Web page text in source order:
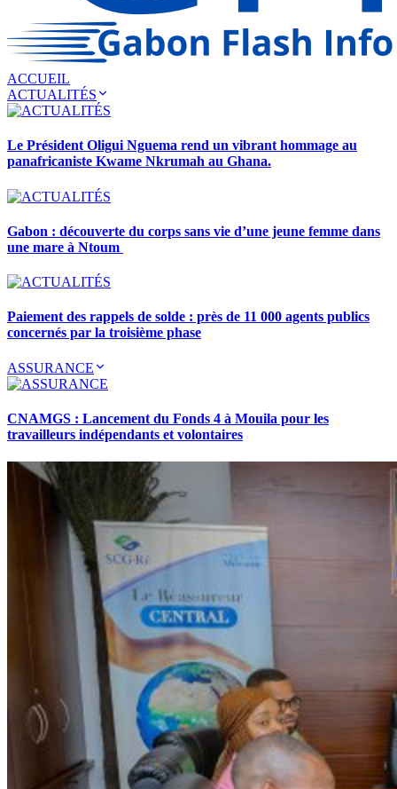
ACCUEIL
ACTUALITÉS
Le Président Oligui Nguema rend un vibrant hommage au
panafricaniste Kwame Nkrumah au Ghana.
Gabon : découverte du corps sans vie d’une jeune femme dans
une mare à Ntoum
Paiement des rappels de solde : près de 11 000 agents publics
concernés par la troisième phase
ASSURANCE
CNAMGS : Lancement du Fonds 4 à Mouila pour les
travailleurs indépendants et volontaires